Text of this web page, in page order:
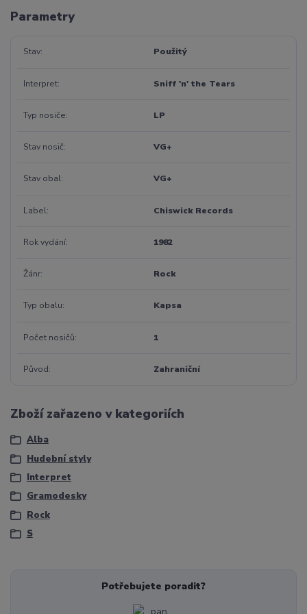
Parametry
Stav Použitý
Interpret Sniff 'n' the Tears
Typ nosiče LP
Stav nosič VG+
Stav obal VG+
Label Chiswick Records
Rok vydání 1982
Žánr Rock
Typ obalu Kapsa
Počet nosičů 1
Původ Zahraniční
Zboží zařazeno v kategoriích
Alba
Hudební styly
Interpret
Gramodesky
Rock
S
Potřebujete poradit?